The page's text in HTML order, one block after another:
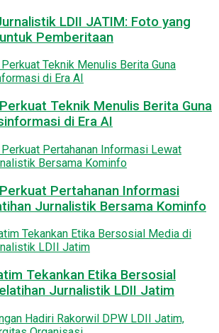
LDII JATIM: Foto yang
Pemberitaan
Teknik Menulis Berita Guna
di Era AI
Pertahanan Informasi
Jurnalistik Bersama Kominfo
Tekankan Etika Bersosial
Jurnalistik LDII Jatim